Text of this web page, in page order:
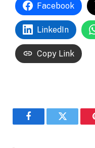
Facebook
LinkedIn
Copy Link
FacebookTwitter